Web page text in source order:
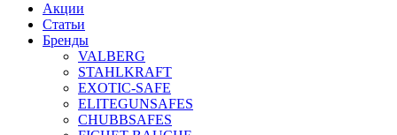
Акции
Статьи
Бренды
VALBERG
STAHLKRAFT
EXOTIC-SAFE
ELITEGUNSAFES
CHUBBSAFES